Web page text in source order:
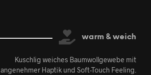
warm & weich
Kuschlig weiches Baumwollgewebe mit
angenehmer Haptik und Soft-Touch Feeling.